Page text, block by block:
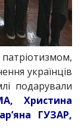
українців
подарували
Христина
ГУЗАР,